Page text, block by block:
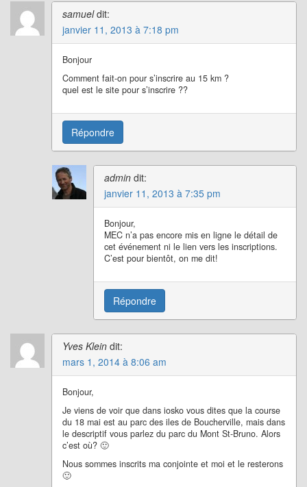
samuel dit:
janvier 11, 2013 à 7:18 pm
Bonjour
Comment fait-on pour s’inscrire au 15 km ?
quel est le site pour s’inscrire ??
Répondre
admin dit:
janvier 11, 2013 à 7:35 pm
Bonjour,
MEC n’a pas encore mis en ligne le détail de
cet événement ni le lien vers les inscriptions.
C’est pour bientôt, on me dit!
Répondre
Yves Klein dit:
mars 1, 2014 à 8:06 am
Bonjour,
Je viens de voir que dans iosko vous dites que la course
du 18 mai est au parc des iles de Boucherville, mais dans
le descriptif vous parlez du parc du Mont St-Bruno. Alors
c’est où? 🙂
Nous sommes inscrits ma conjointe et moi et le resterons
🙂